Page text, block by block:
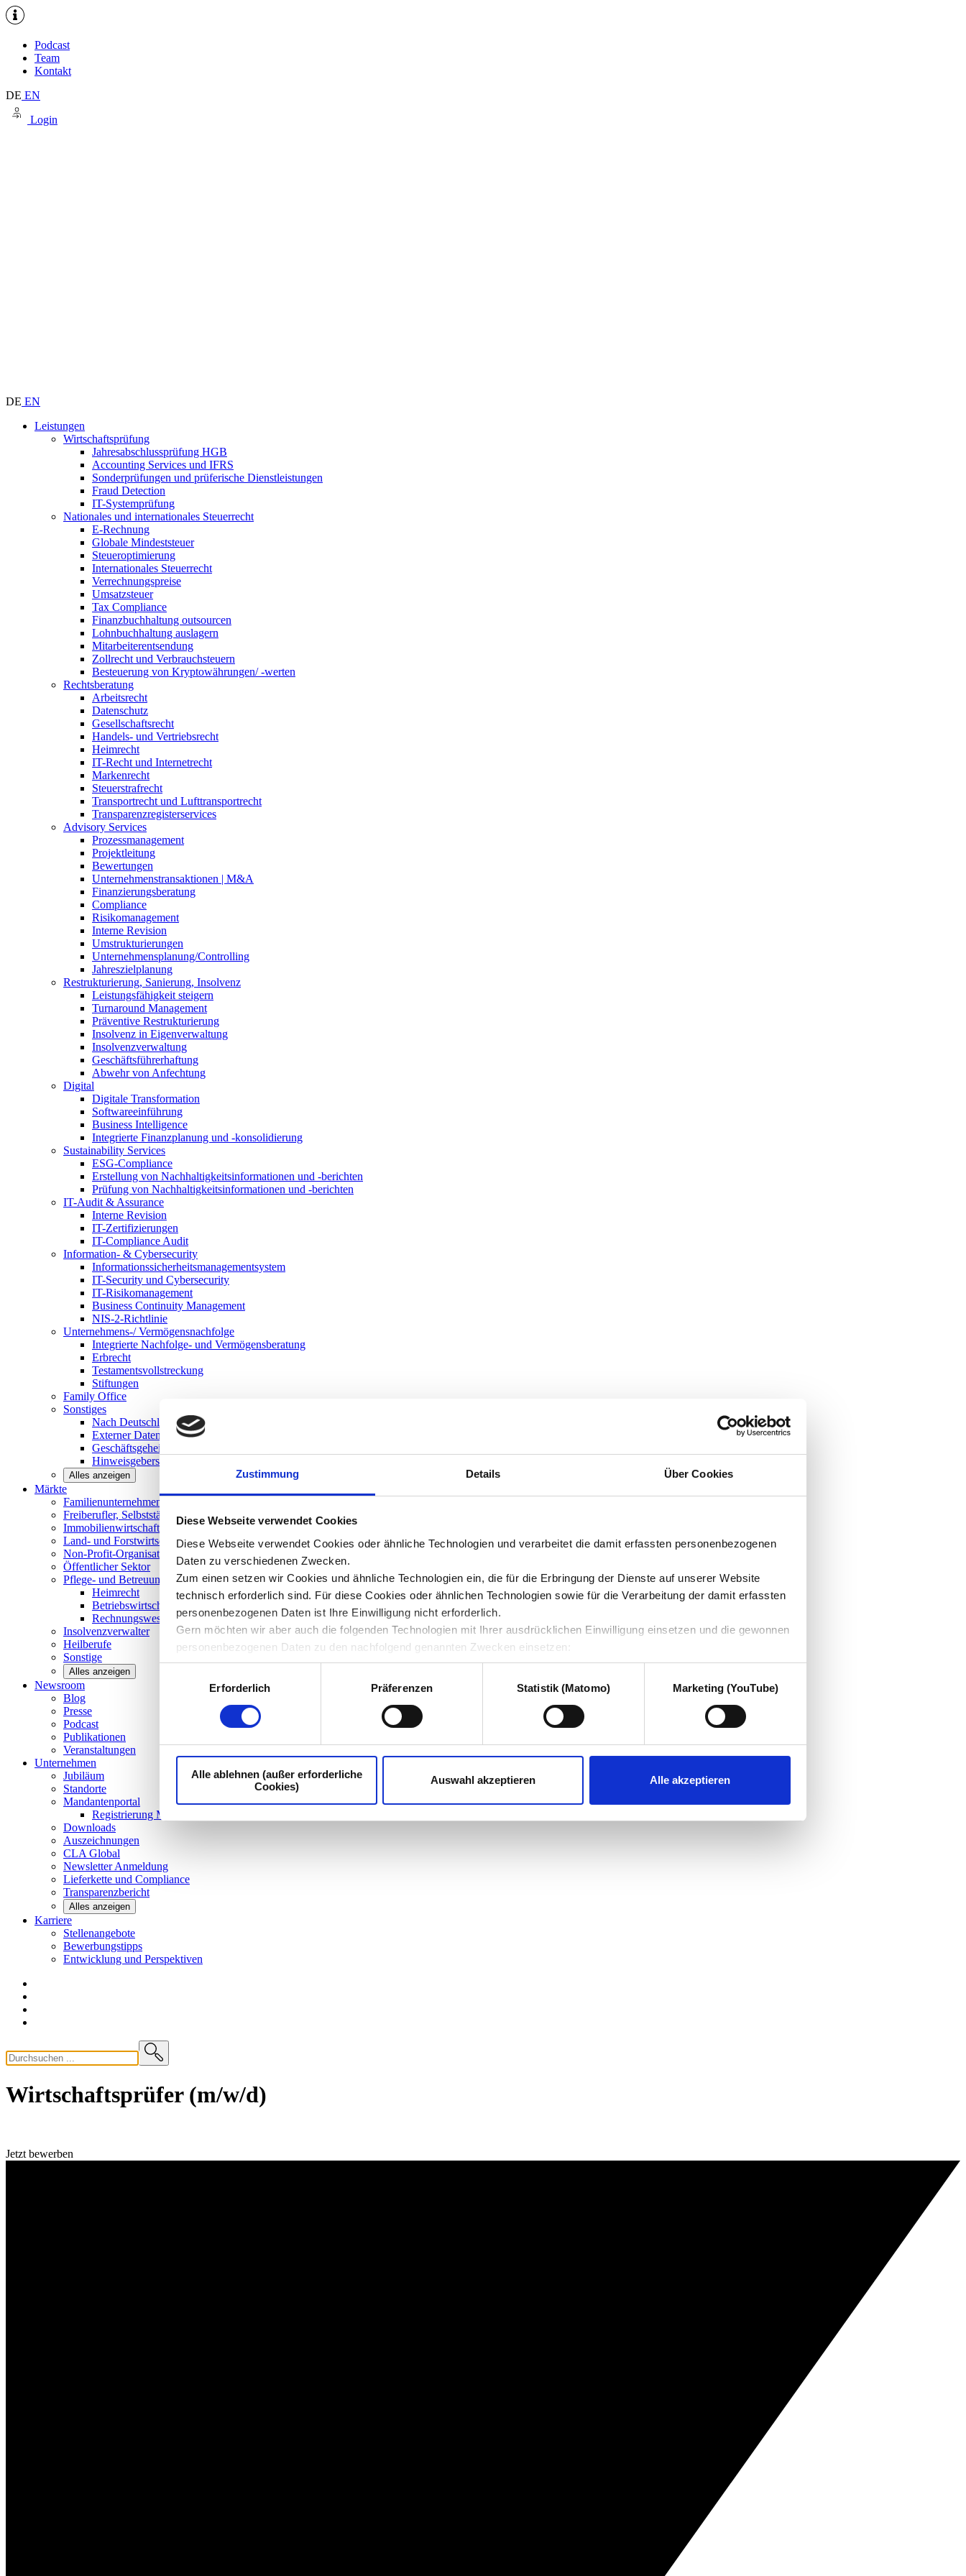
Zustimmung Details Über Cookies
Diese Webseite verwendet Cookies
Diese Webseite verwendet Cookies oder ähnliche Technologien und verarbeitet die damit erfassten personenbezogenen
Daten zu verschiedenen Zwecken.
Zum einen setzen wir Cookies und ähnliche Technologien ein, die für die Erbringung der Dienste auf unserer Website
technisch erforderlich sind. Für diese Cookies oder ähnlichen Technologien sowie für die Verarbeitung der damit erfassten
personenbezogenen Daten ist Ihre Einwilligung nicht erforderlich.
Gern möchten wir aber auch die folgenden Technologien mit Ihrer ausdrücklichen Einwilligung einsetzen und die gewonnen
personenbezogenen Daten zu den nachfolgend genannten Zwecken einsetzen:
Erforderlich
Präferenzen Statistik (Matomo) Marketing (YouTube)
Alle ablehnen (außer erforderliche
Cookies)
Auswahl akzeptieren Alle akzeptieren
Podcast
Team
Kontakt
DE EN
Login
DE EN
Leistungen
Wirtschaftsprüfung
Jahresabschlussprüfung HGB
Accounting Services und IFRS
Sonderprüfungen und prüferische Dienstleistungen
Fraud Detection
IT-Systemprüfung
Nationales und internationales Steuerrecht
E-Rechnung
Globale Mindeststeuer
Steueroptimierung
Internationales Steuerrecht
Verrechnungspreise
Umsatzsteuer
Tax Compliance
Finanzbuchhaltung outsourcen
Lohnbuchhaltung auslagern
Mitarbeiterentsendung
Zollrecht und Verbrauchsteuern
Besteuerung von Kryptowährungen/ -werten
Rechtsberatung
Arbeitsrecht
Datenschutz
Gesellschaftsrecht
Handels- und Vertriebsrecht
Heimrecht
IT-Recht und Internetrecht
Markenrecht
Steuerstrafrecht
Transportrecht und Lufttransportrecht
Transparenzregisterservices
Advisory Services
Prozessmanagement
Projektleitung
Bewertungen
Unternehmenstransaktionen | M&A
Finanzierungsberatung
Compliance
Risikomanagement
Interne Revision
Umstrukturierungen
Unternehmensplanung/Controlling
Jahreszielplanung
Restrukturierung, Sanierung, Insolvenz
Leistungsfähigkeit steigern
Turnaround Management
Präventive Restrukturierung
Insolvenz in Eigenverwaltung
Insolvenzverwaltung
Geschäftsführerhaftung
Abwehr von Anfechtung
Digital
Digitale Transformation
Softwareeinführung
Business Intelligence
Integrierte Finanzplanung und -konsolidierung
Sustainability Services
ESG-Compliance
Erstellung von Nachhaltigkeitsinformationen und -berichten
Prüfung von Nachhaltigkeitsinformationen und -berichten
IT-Audit & Assurance
Interne Revision
IT-Zertifizierungen
IT-Compliance Audit
Information- & Cybersecurity
Informationssicherheitsmanagementsystem
IT-Security und Cybersecurity
IT-Risikomanagement
Business Continuity Management
NIS-2-Richtlinie
Unternehmens-/Vermögensnachfolge
Integrierte Nachfolge- und Vermögensberatung
Erbrecht
Testamentsvollstreckung
Stiftungen
Family Office
Sonstiges
Nach Deutschland expandieren
Externer Datenschutzbeauftragter
Geschäftsgeheimnisgesetz
Hinweisgeberschutz in Unternehmen
Alles anzeigen
Märkte
Familienunternehmen und
Freiberufler, Selbstständige undPrivatpersonen
Immobilienwirtschaft
Land- und Forstwirtschaft
Non-Profit-Organisationen
Öffentlicher Sektor
Pflege- und Betreuungseinrichtungen
Heimrecht
Betriebswirtschaftliche Beratung
Rechnungswesen/Controlling
Insolvenzverwalter
Heilberufe
Sonstige
Alles anzeigen
Newsroom
Blog
Presse
Podcast
Publikationen
Veranstaltungen
Unternehmen
Jubiläum
Standorte
Mandantenportal
Registrierung Mandantenportal
Downloads
Auszeichnungen
CLA Global
NewsletterAnmeldung
Lieferkette und Compliance
Transparenzbericht
Alles anzeigen
Karriere
Stellenangebote
Bewerbungstipps
Entwicklung und Perspektiven
Wirtschaftsprüfer (m/w/d)
Jetzt bewerben